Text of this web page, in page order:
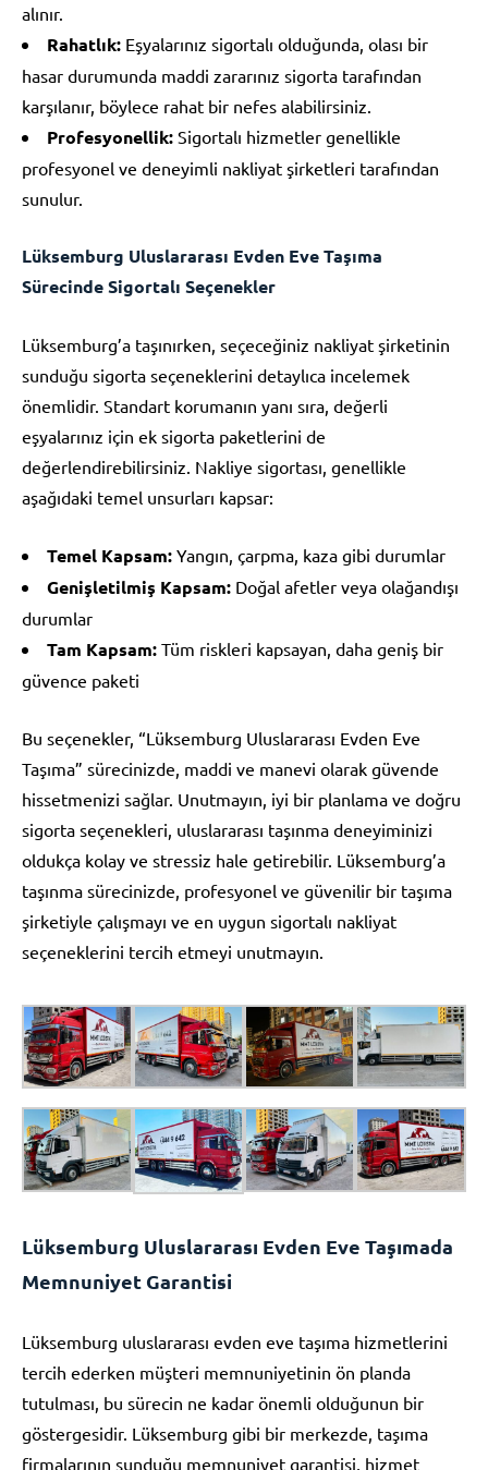
alınır.
Rahatlık: Eşyalarınız sigortalı olduğunda, olası bir
hasar durumunda maddi zararınız sigorta tarafından
karşılanır, böylece rahat bir nefes alabilirsiniz.
Profesyonellik: Sigortalı hizmetler genellikle
profesyonel ve deneyimli nakliyat şirketleri tarafından
sunulur.
Lüksemburg Uluslararası Evden Eve Taşıma
Sürecinde Sigortalı Seçenekler
Lüksemburg’a taşınırken, seçeceğiniz nakliyat şirketinin
sunduğu sigorta seçeneklerini detaylıca incelemek
önemlidir. Standart korumanın yanı sıra, değerli
eşyalarınız için ek sigorta paketlerini de
değerlendirebilirsiniz. Nakliye sigortası, genellikle
aşağıdaki temel unsurları kapsar:
Temel Kapsam: Yangın, çarpma, kaza gibi durumlar
Genişletilmiş Kapsam: Doğal afetler veya olağandışı
durumlar
Tam Kapsam: Tüm riskleri kapsayan, daha geniş bir
güvence paketi
Bu seçenekler, “Lüksemburg Uluslararası Evden Eve
Taşıma” sürecinizde, maddi ve manevi olarak güvende
hissetmenizi sağlar. Unutmayın, iyi bir planlama ve doğru
sigorta seçenekleri, uluslararası taşınma deneyiminizi
oldukça kolay ve stressiz hale getirebilir. Lüksemburg’a
taşınma sürecinizde, profesyonel ve güvenilir bir taşıma
şirketiyle çalışmayı ve en uygun sigortalı nakliyat
seçeneklerini tercih etmeyi unutmayın.
Lüksemburg Uluslararası Evden Eve Taşımada
Memnuniyet Garantisi
Lüksemburg uluslararası evden eve taşıma hizmetlerini
tercih ederken müşteri memnuniyetinin ön planda
tutulması, bu sürecin ne kadar önemli olduğunun bir
göstergesidir. Lüksemburg gibi bir merkezde, taşıma
firmalarının sunduğu memnuniyet garantisi, hizmet